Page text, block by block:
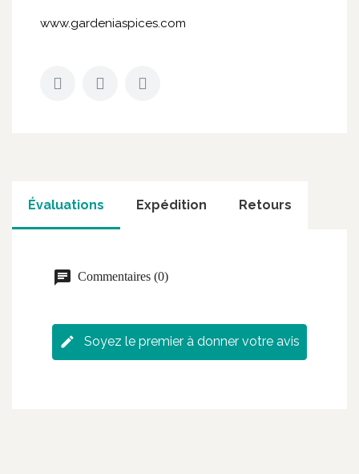
www.gardeniaspices.com
Évaluations Expédition Retours
Commentaires (0)
Soyez le premier à donner votre avis